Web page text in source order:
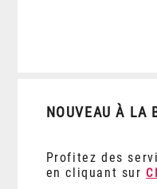
NOUVEAU À LA
Profitez des
en cliquant sur